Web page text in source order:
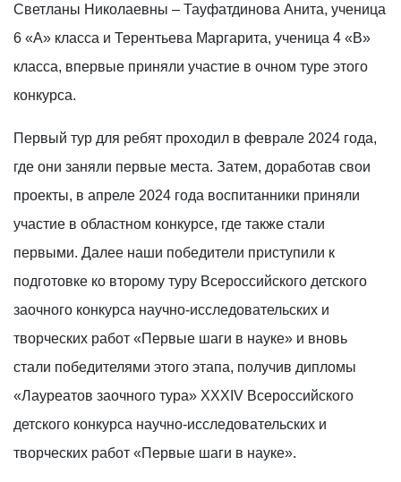
Светланы Николаевны – Тауфатдинова Анита, ученица
6 «А» класса и Терентьева Маргарита, ученица 4 «В»
класса, впервые приняли участие в очном туре этого
конкурса.
Первый тур для ребят проходил в феврале 2024 года,
где они заняли первые места. Затем, доработав свои
проекты, в апреле 2024 года воспитанники приняли
участие в областном конкурсе, где также стали
первыми. Далее наши победители приступили к
подготовке ко второму туру Всероссийского детского
заочного конкурса научно-исследовательских и
творческих работ «Первые шаги в науке» и вновь
стали победителями этого этапа, получив дипломы
«Лауреатов заочного тура» XXXIV Всероссийского
детского конкурса научно-исследовательских и
творческих работ «Первые шаги в науке».